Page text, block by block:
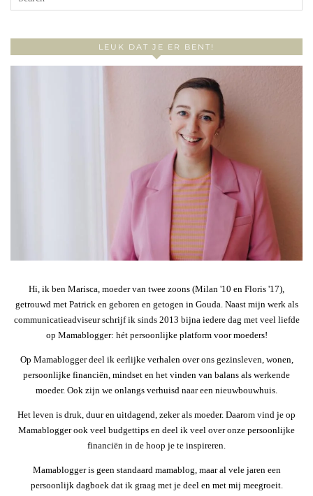
LEUK DAT JE ER BENT!
Hi, ik ben Marisca, moeder van twee zoons (Milan '10 en Floris '17),
getrouwd met Patrick en geboren en getogen in Gouda. Naast mijn werk als
communicatieadviseur schrijf ik sinds 2013 bijna iedere dag met veel liefde
op Mamablogger: hét persoonlijke platform voor moeders!
Op Mamablogger deel ik eerlijke verhalen over ons gezinsleven, wonen,
persoonlijke financiën, mindset en het vinden van balans als werkende
moeder. Ook zijn we onlangs verhuisd naar een nieuwbouwhuis.
Het leven is druk, duur en uitdagend, zeker als moeder. Daarom vind je op
Mamablogger ook veel budgettips en deel ik veel over onze persoonlijke
financiën in de hoop je te inspireren.
Mamablogger is geen standaard mamablog, maar al vele jaren een
persoonlijk dagboek dat ik graag met je deel en met mij meegroeit.